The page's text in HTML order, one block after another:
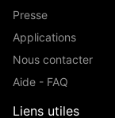
Presse
Applications
Nous contacter
Aide - FAQ
Liens utiles